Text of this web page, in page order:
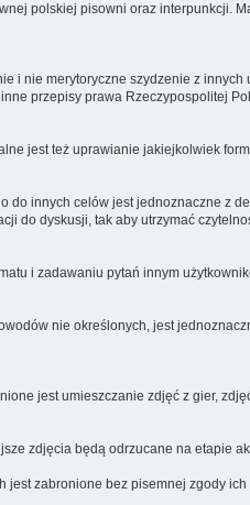
polskiej pisowni oraz interpunkcji.
i nie merytoryczne szydzenie z innych
przepisy prawa Rzeczypospolitej
jest też uprawianie jakiejkolwiek
innych celów jest jednoznaczne z
do dyskusji, tak aby utrzymać
i zadawaniu pytań innym
nie określonych, jest
jest umieszczanie zdjęć z gier,
zdjęcia będą odrzucane na etapie
zabronione bez pisemnej zgody